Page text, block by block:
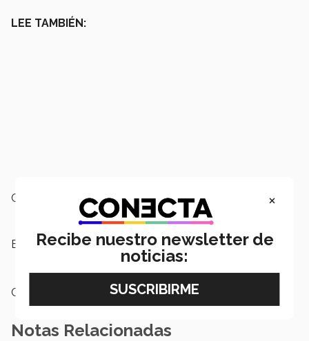
LEE TAMBIÉN:
Campus: Nacional
Etiquetas: Hi!Tec, Inicio de clases, Tec de
Categoría:
Notas Relacionadas
×
Recibe nuestro newsletter de
noticias: